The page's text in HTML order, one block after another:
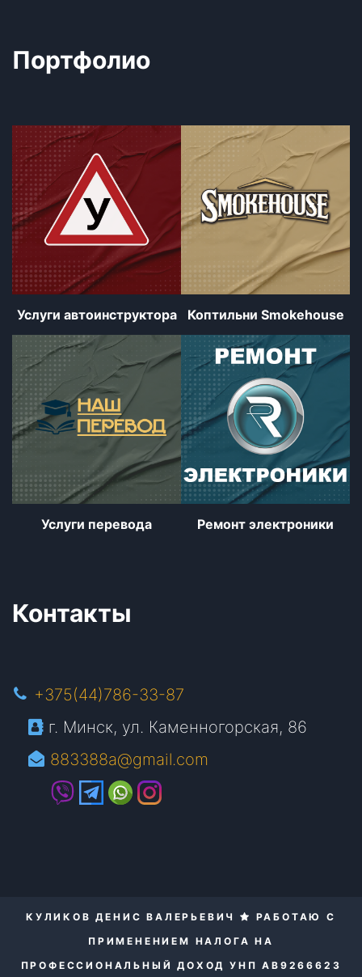
Портфолио
Услуги автоинструктора Коптильни Smokehouse
Услуги перевода Ремонт электроники
Контакты
+375(44)786-33-87
г. Минск, ул. Каменногорская, 86
883388a@gmail.com
КУЛИКОВ ДЕНИС ВАЛЕРЬЕВИЧ
РАБОТАЮ С
ПРИМЕНЕНИЕМ НАЛОГА НА
ПРОФЕССИОНАЛЬНЫЙ ДОХОД УНП AB9266623